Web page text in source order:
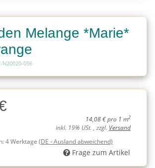
Melange *Marie*
056
14,08 € pro 1 m2
inkl. 19% USt. , zzgl. Versand
4 Werktage (DE - Ausland abweichend)
Frage zum Artikel